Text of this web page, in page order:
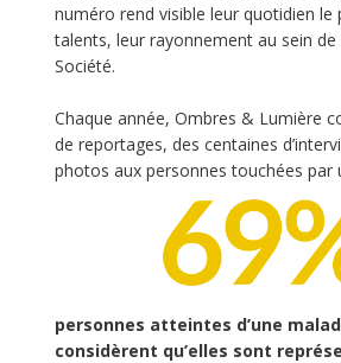
numéro rend visible leur quotidien le
talents, leur rayonnement au sein de
Société.
Chaque année, Ombres & Lumière
de reportages, des centaines
photos aux personnes touchées par
personnes atteintes d’une
considèrent qu’elles sont